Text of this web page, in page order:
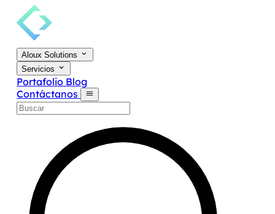
Aloux Solutions
Servicios
Portafolio Blog
Contáctanos